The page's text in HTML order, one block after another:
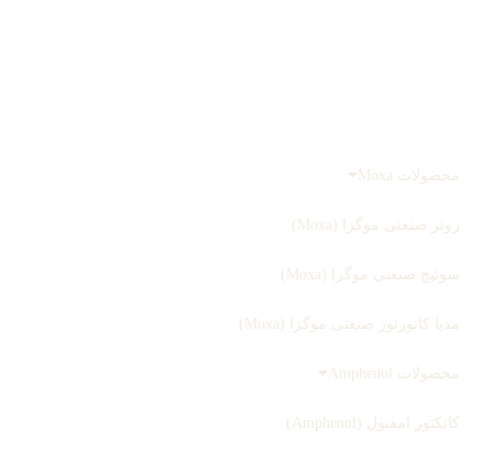
محصولات Moxa
روتر صنعتی موگزا (Moxa)
سوئیچ صنعتی موگزا (Moxa)
مدیا کانورتور صنعتی موگزا (Moxa)
محصولات Amphenol
کانکتور امفنول (Amphenol)